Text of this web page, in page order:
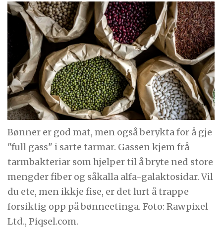
Bønner er god mat, men også berykta for å gje
"full gass" i sarte tarmar. Gassen kjem frå
tarmbakteriar som hjelper til å bryte ned store
mengder fiber og såkalla alfa-galaktosidar. Vil
du ete, men ikkje fise, er det lurt å trappe
forsiktig opp på bønneetinga. Foto: Rawpixel
Ltd., Piqsel.com.